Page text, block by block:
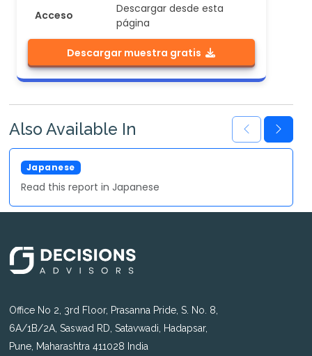
Acceso
Descargar desde esta
página
Descargar muestra gratis
Also Available In
Japanese
Read this report in Japanese
Office No 2, 3rd Floor, Prasanna Pride, S. No. 8,
6A/1B/2A, Saswad RD, Satavwadi, Hadapsar,
Pune, Maharashtra 411028 India